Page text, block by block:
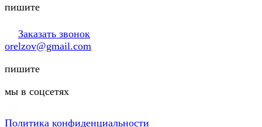
пишите
Заказать звонок
orelzov@gmail.com
пишите
мы в соцсетях
Политика конфиденциальности